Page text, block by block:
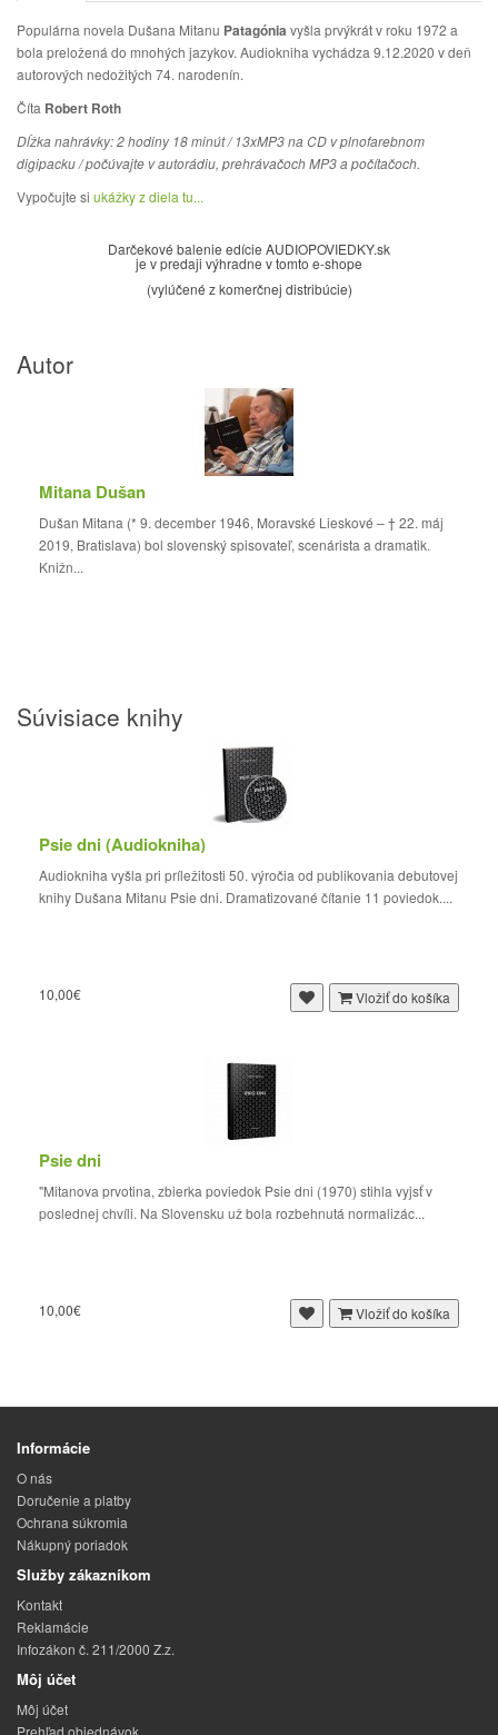
Populárna novela Dušana Mitanu Patagónia vyšla prvýkrát v roku 1972 a
bola preložená do mnohých jazykov. Audiokniha vychádza 9.12.2020 v deň
autorových nedožitých 74. narodenín.
Číta Robert Roth
Dĺžka nahrávky: 2 hodiny 18 minút / 13xMP3 na CD v plnofarebnom
digipacku / počúvajte v autorádiu, prehrávačoch MP3 a počítačoch.
Vypočujte si ukážky z diela tu...
Darčekové balenie edície AUDIOPOVIEDKY.sk
je v predaji výhradne v tomto e-shope
(vylúčené z komerčnej distribúcie)
Autor
Mitana Dušan
Dušan Mitana (* 9. december 1946, Moravské Lieskové – † 22. máj
2019, Bratislava) bol slovenský spisovateľ, scenárista a dramatik.
Knižn...
Súvisiace knihy
Psie dni (Audiokniha)
Audiokniha vyšla pri príležitosti 50. výročia od publikovania debutovej
knihy Dušana Mitanu Psie dni. Dramatizované čítanie 11 poviedok....
10,00€ Vložiť do košíka
Psie dni
"Mitanova prvotina, zbierka poviedok Psie dni (1970) stihla vyjsť v
poslednej chvíli. Na Slovensku už bola rozbehnutá normalizác...
10,00€ Vložiť do košíka
Informácie
O nás
Doručenie a platby
Ochrana súkromia
Nákupný poriadok
Služby zákazníkom
Kontakt
Reklamácie
Infozákon č. 211/2000 Z.z.
Môj účet
Môj účet
Prehľad objednávok